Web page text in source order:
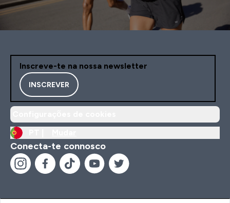
Inscreve-te na nossa newsletter
INSCREVER
Conecta-te connosco